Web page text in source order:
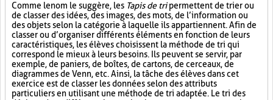
Comme le nom le suggère, les Tapis de tripermettent de trier ou
de classer des idées, des images, des mots, de l’information ou
des objets selon la catégorie à laquelle ils appartiennent. Afin de
classer ou d’organiser différents éléments en fonction de leurs
caractéristiques, les élèves choisissent la méthode de tri qui
correspond le mieux à leurs besoins. Ils peuvent se servir, par
exemple, de paniers, de boîtes, de cartons, de cerceaux, de
diagrammes de Venn, etc. Ainsi, la tâche des élèves dans cet
exercice est de classer les données selon des attributs
particuliers en utilisant une méthode de tri adaptée. Le tri des